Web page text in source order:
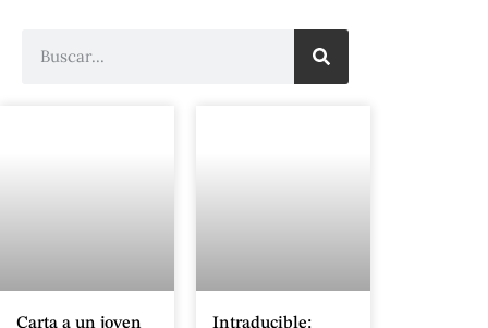
Carta a un joven
Intraducible: